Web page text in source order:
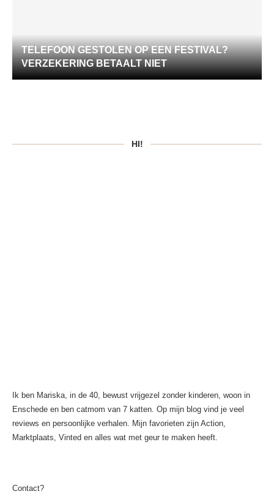
TELEFOON GESTOLEN OP EEN FESTIVAL?
VERZEKERING BETAALT NIET
HI!
Ik ben Mariska, in de 40, bewust vrijgezel zonder kinderen, woon in
Enschede en ben catmom van 7 katten. Op mijn blog vind je veel
reviews en persoonlijke verhalen. Mijn favorieten zijn Action,
Marktplaats, Vinted en alles wat met geur te maken heeft.
Contact?